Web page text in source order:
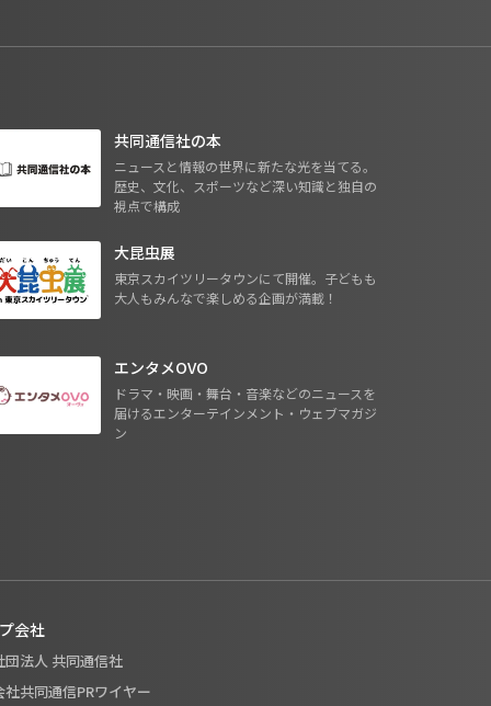
共同通信社の本
ニュースと情報の世界に新たな光を当てる。
歴史、文化、スポーツなど深い知識と独自の
視点で構成
大昆虫展
東京スカイツリータウンにて開催。子どもも
大人もみんなで楽しめる企画が満載！
エンタメOVO
ドラマ・映画・舞台・音楽などのニュースを
届けるエンターテインメント・ウェブマガジ
ン
会社
団法人 共同通信社
社共同通信PRワイヤー